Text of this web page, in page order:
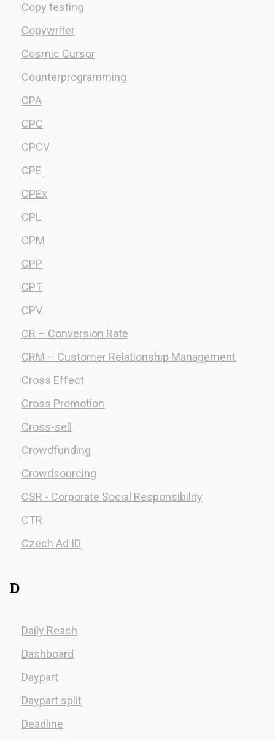
Copy testing
Copywriter
Cosmic Cursor
Counterprogramming
CPA
CPC
CPCV
CPE
CPEx
CPL
CPM
CPP
CPT
CPV
CR – Conversion Rate
CRM – Customer Relationship Management
Cross Effect
Cross Promotion
Cross-sell
Crowdfunding
Crowdsourcing
CSR - Corporate Social Responsibility
CTR
Czech Ad ID
D
Daily Reach
Dashboard
Daypart
Daypart split
Deadline